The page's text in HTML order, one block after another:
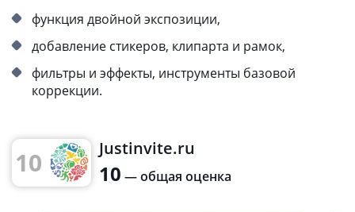
функция двойной экспозиции,
добавление стикеров, клипарта и рамок,
фильтры и эффекты, инструменты базовой
коррекции.
10 Justinvite.ru
10 — общая оценка